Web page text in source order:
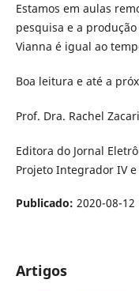
Estamos em aulas
pesquisa e a
Vianna é igual ao
Boa leitura e até a
Prof. Dra. Rachel
Editora do Jornal
Projeto Integrador IV
Publicado: 2020-08-12
Artigos